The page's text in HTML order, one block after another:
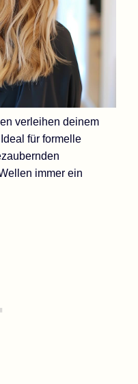
verleihen deinem
für formelle
immer ein